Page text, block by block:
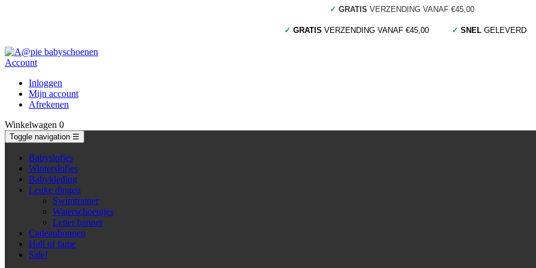
✓ GRATIS VERZENDING VANAF €45,00
✓ GRATIS VERZENDING VANAF €45,00 ✓ SNELGELEVERD
Account
Inloggen
Mijn account
Afrekenen
Winkelwagen 0
Toggle navigation ☰
Babyslofjes
Winterslofjes
Babykleding
Leuke dingen
Swimtrainer
Waterschoentjes
Letter banner
Cadeaubonnen
Hall of fame
Sale!